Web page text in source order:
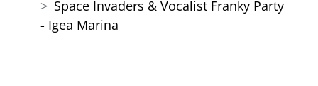
Space Invaders & Vocalist Franky Party
- Igea Marina